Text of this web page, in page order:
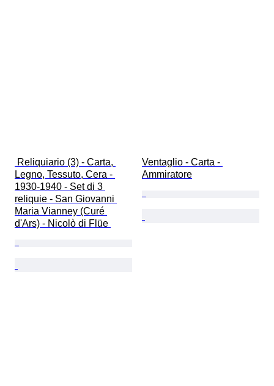
Legno, Tessuto, Cera -
1930-1940 - Set di 3
reliquie - San Giovanni
Maria Vianney (Curé
d'Ars) - Nicolò di Flüe
Ventaglio - Carta -
Ammiratore